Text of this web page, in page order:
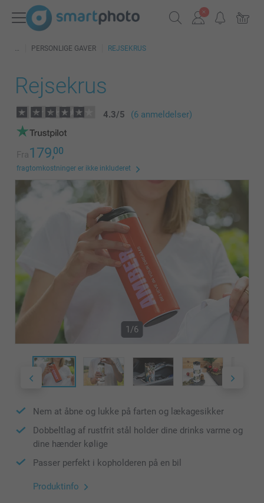
PERSONLIGE GAVER REJSEKRUS
Rejsekrus
4.3/5 (6 anmeldelser)
Fra179,00
fragtomkostninger er ikke inkluderet
1/6
Nem at åbne og lukke på farten og lækagesikker
Dobbeltlag af rustfrit stål holder dine drinks varme og
dine hænder kølige
Passer perfekt i kopholderen på en bil
Produktinfo